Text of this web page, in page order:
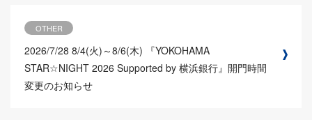
OTHER
2026/7/28 8/4(火)～8/6(木) 『YOKOHAMA
STAR☆NIGHT 2026 Supported by 横浜銀行』開門時間
変更のお知らせ